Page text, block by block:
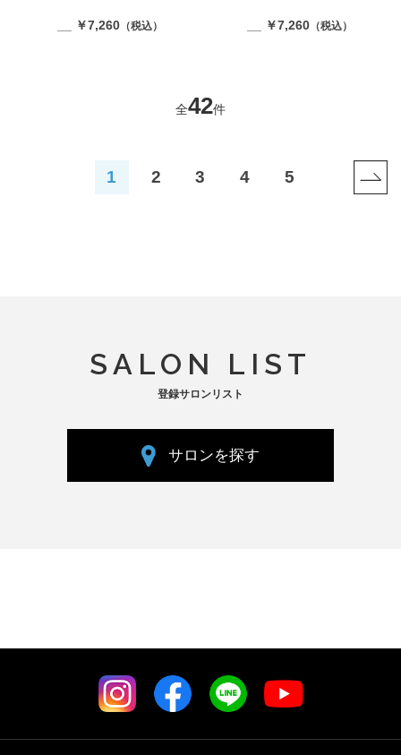
__ ￥7,260（税込） __ ￥7,260 （税込）
全42件
1 2 3 4 5
SALON LIST
登録サロンリスト
サロンを探す